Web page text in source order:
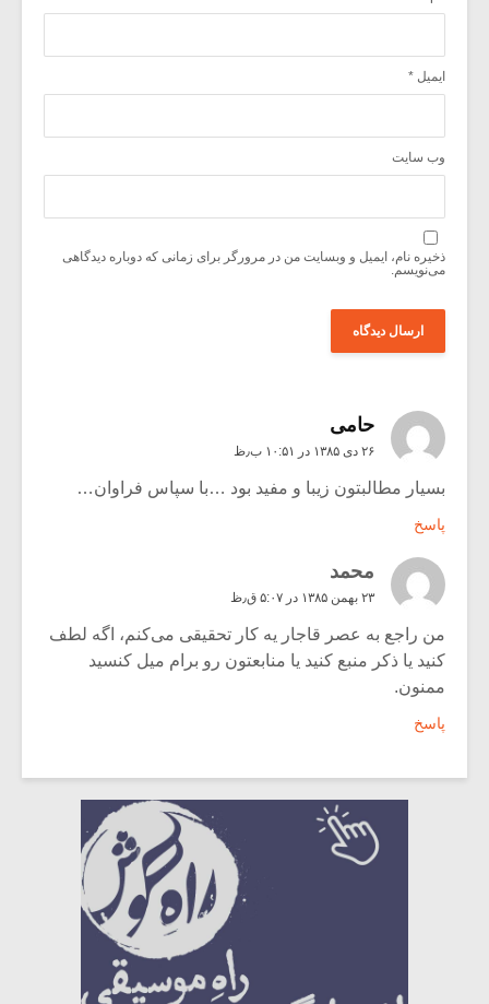
ایمیل *
وب‌ سایت
ذخیره نام، ایمیل و وبسایت من در مرورگر برای زمانی که دوباره دیدگاهی
می‌نویسم.
حامی
۲۶ دی ۱۳۸۵ در ۱۰:۵۱ ب٫ظ
بسیار مطالبتون زیبا و مفید بود …با سپاس فراوان…
پاسخ
محمد
۲۳ بهمن ۱۳۸۵ در ۵:۰۷ ق٫ظ
من راجع به عصر قاجار یه کار تحقیقی می‌کنم، اگه لطف
کنید یا ذکر منبع کنید یا منابعتون رو برام میل کنسید
ممنون.
پاسخ